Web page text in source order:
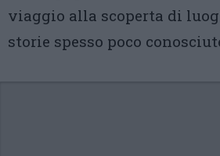
viaggio alla scoperta di
storie spesso poco